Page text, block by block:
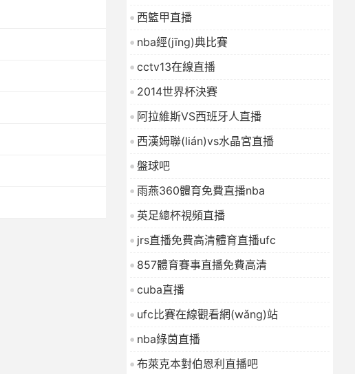
西籃甲直播
nba經(jīng)典比賽
cctv13在線直播
2014世界杯決賽
阿拉維斯VS西班牙人直播
西漢姆聯(lián)vs水晶宮直播
盤球吧
雨燕360體育免費直播nba
英足總杯視頻直播
jrs直播免費高清體育直播ufc
857體育賽事直播免費高清
cuba直播
ufc比賽在線觀看網(wǎng)站
nba綠茵直播
布萊克本對伯恩利直播吧